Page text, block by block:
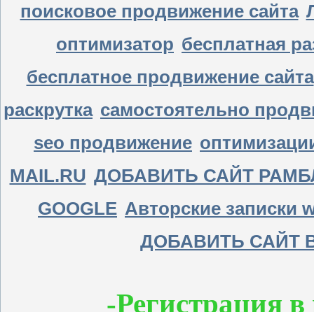
поисковое продвижение сайта
оптимизатор бесплатная
бесплатное продвижение сайта
раскрутка самостоятельно
seo продвижение
MAIL.RU ДОБАВИТЬ САЙТ
GOOGLE Авторские записки
ДОБАВИТЬ САЙТ
-Регистрация